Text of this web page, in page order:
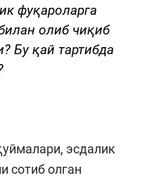
фуқароларга
олиб чиқиб
Бу қай тартибда
эсдалик
сотиб олган